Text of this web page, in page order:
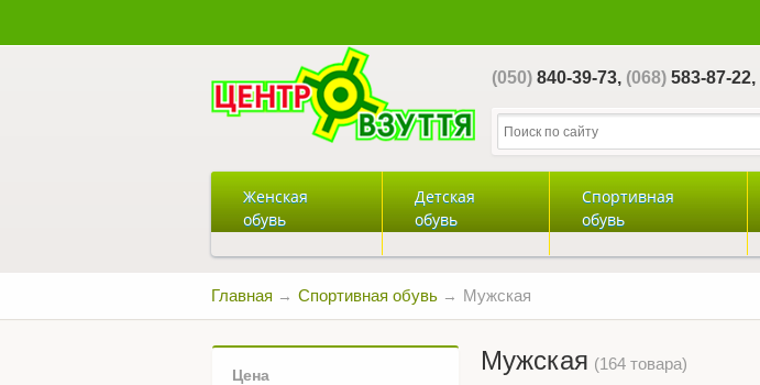
(050) 840-39-73, (068) 583-87-22,
Женская
обувь
Детская
обувь
Спортивная
обувь
Главная → Спортивная обувь → Мужская
Мужская (164 товара)
Цена